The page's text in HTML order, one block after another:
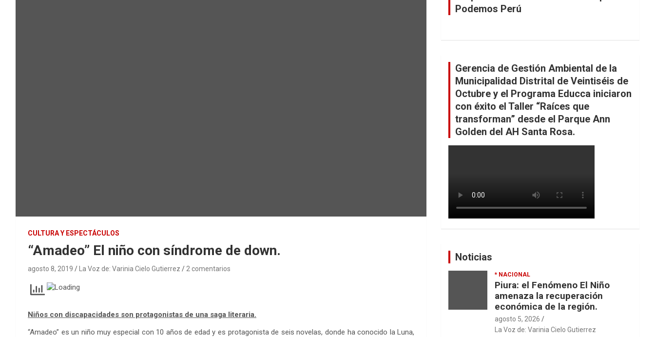
CULTURA Y ESPECTÁCULOS
“Amadeo” El niño con síndrome de down.
agosto 8, 2019 La Voz de: Varinia Cielo Gutierrez 2 comentarios
Niños con discapacidades son protagonistas de una saga literaria.
“Amadeo” es un niño muy especial con 10 años de edad y es protagonista de seis novelas, donde ha conocido la Luna,
Podemos Perú
Gerencia de Gestión Ambiental de la
Municipalidad Distrital de Veintiséis de
Octubre y el Programa Educca iniciaron
con éxito el Taller “Raíces que
transforman” desde el Parque Ann
Golden del AH Santa Rosa.
Noticias
* NACIONAL
Piura: el Fenómeno El Niño
amenaza la recuperación
económica de la región.
agosto 5, 2026
La Voz de: Varinia Cielo Gutierrez